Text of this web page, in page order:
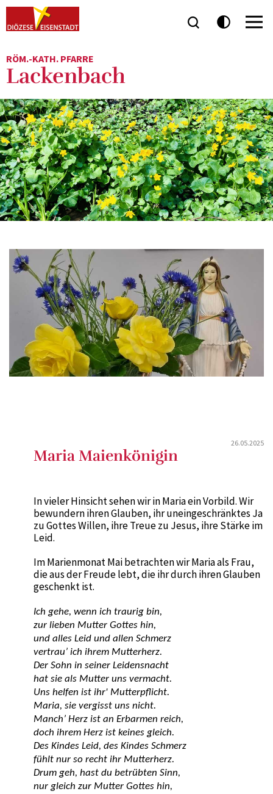
RÖM.-KATH. PFARRE
Lackenbach
26.05.2025
Maria Maienkönigin
In vieler Hinsicht sehen wir in Maria ein Vorbild. Wir
bewundern ihren Glauben, ihr uneingeschränktes Ja
zu Gottes Willen, ihre Treue zu Jesus, ihre Stärke im
Leid.
Im Marienmonat Mai betrachten wir Maria als Frau,
die aus der Freude lebt, die ihr durch ihren Glauben
geschenkt ist.
Ich gehe, wenn ich traurig bin,
zur lieben Mutter Gottes hin,
und alles Leid und allen Schmerz
vertrau’ ich ihrem Mutterherz.
Der Sohn in seiner Leidensnacht
hat sie als Mutter uns vermacht.
Uns helfen ist ihr' Mutterpflicht.
Maria, sie vergisst uns nicht.
Manch’ Herz ist an Erbarmen reich,
doch ihrem Herz ist keines gleich.
Des Kindes Leid, des Kindes Schmerz
fühlt nur so recht ihr Mutterherz.
Drum geh, hast du betrübten Sinn,
nur gleich zur Mutter Gottes hin,